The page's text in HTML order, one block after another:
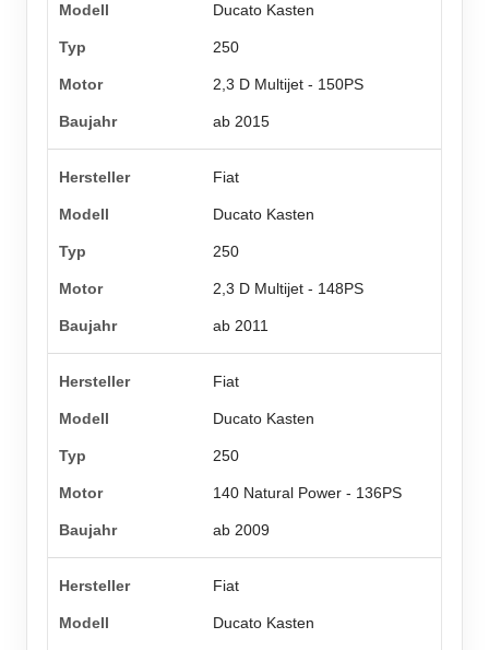
Ducato Kasten
250
2,3 D Multijet - 150PS
ab 2015
Fiat
Ducato Kasten
250
2,3 D Multijet - 148PS
ab 2011
Fiat
Ducato Kasten
250
140 Natural Power - 136PS
ab 2009
Fiat
Ducato Kasten